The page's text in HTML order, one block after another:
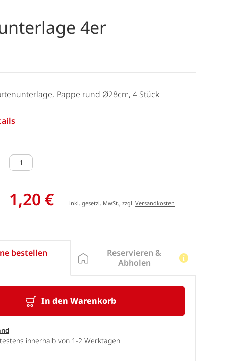
4er
Pappe rund Ø28cm, 4 Stück
1,20 € inkl. gesetzl. MwSt., zzgl.Versandkosten
bestellen
In den Warenkorb
innerhalb von 1-2 Werktagen
Reservieren &
Abholen